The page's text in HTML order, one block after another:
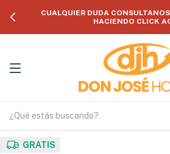
CUALQUIER DUDA
HACIENDO CLICK
GRATIS